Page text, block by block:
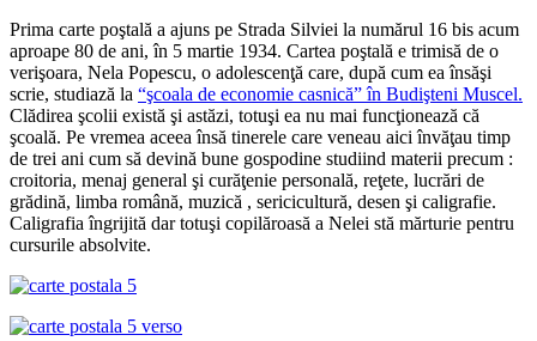
Prima carte poştală a ajuns pe Strada Silviei la numărul 16 bis acum
aproape 80 de ani, în 5 martie 1934. Cartea poştală e trimisă de o
verişoara, Nela Popescu, o adolescenţă care, după cum ea însăşi
scrie, studiază la “şcoala de economie casnică” în Budişteni Muscel.
Clădirea şcolii există şi astăzi, totuşi ea nu mai funcţionează că
şcoală. Pe vremea aceea însă tinerele care veneau aici învăţau timp
de trei ani cum să devină bune gospodine studiind materii precum :
croitoria, menaj general şi curăţenie personală, reţete, lucrări de
grădină, limba română, muzică , sericicultură, desen şi caligrafie.
Caligrafia îngrijită dar totuşi copilăroasă a Nelei stă mărturie pentru
cursurile absolvite.